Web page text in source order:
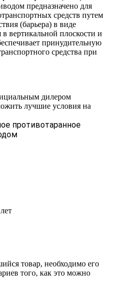
предназначено для
средств путем
(барьера) в виде
вертикальной плоскости и
принудительную
средства при
дилером
лучшие условия на
противотаранное
товар, необходимо его
того, как это можно